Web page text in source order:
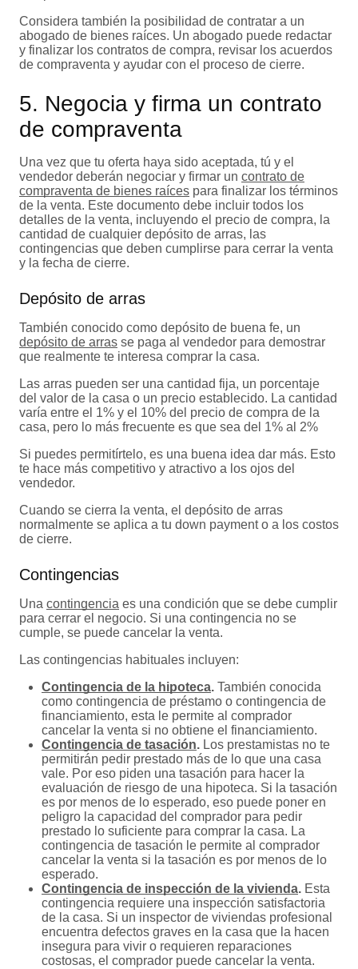
Considera también la posibilidad de contratar a un
abogado de bienes raíces. Un abogado puede redactar
y finalizar los contratos de compra, revisar los acuerdos
de compraventa y ayudar con el proceso de cierre.
5. Negocia y firma un contrato
de compraventa
Una vez que tu oferta haya sido aceptada, tú y el
vendedor deberán negociar y firmar un contrato de
compraventa de bienes raíces para finalizar los términos
de la venta. Este documento debe incluir todos los
detalles de la venta, incluyendo el precio de compra, la
cantidad de cualquier depósito de arras, las
contingencias que deben cumplirse para cerrar la venta
y la fecha de cierre.
Depósito de arras
También conocido como depósito de buena fe, un
depósito de arras se paga al vendedor para demostrar
que realmente te interesa comprar la casa.
Las arras pueden ser una cantidad fija, un porcentaje
del valor de la casa o un precio establecido. La cantidad
varía entre el 1% y el 10% del precio de compra de la
casa, pero lo más frecuente es que sea del 1% al 2%
Si puedes permitírtelo, es una buena idea dar más. Esto
te hace más competitivo y atractivo a los ojos del
vendedor.
Cuando se cierra la venta, el depósito de arras
normalmente se aplica a tu down payment o a los costos
de cierre.
Contingencias
Una contingencia es una condición que se debe cumplir
para cerrar el negocio. Si una contingencia no se
cumple, se puede cancelar la venta.
Las contingencias habituales incluyen:
Contingencia de la hipoteca. También conocida
como contingencia de préstamo o contingencia de
financiamiento, esta le permite al comprador
cancelar la venta si no obtiene el financiamiento.
Contingencia de tasación. Los prestamistas no te
permitirán pedir prestado más de lo que una casa
vale. Por eso piden una tasación para hacer la
evaluación de riesgo de una hipoteca. Si la tasación
es por menos de lo esperado, eso puede poner en
peligro la capacidad del comprador para pedir
prestado lo suficiente para comprar la casa. La
contingencia de tasación le permite al comprador
cancelar la venta si la tasación es por menos de lo
esperado.
Contingencia de inspección de la vivienda. Esta
contingencia requiere una inspección satisfactoria
de la casa. Si un inspector de viviendas profesional
encuentra defectos graves en la casa que la hacen
insegura para vivir o requieren reparaciones
costosas, el comprador puede cancelar la venta.